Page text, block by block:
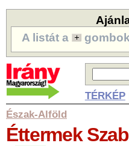
A listát a
TÉRKÉP
Észak-Alföld
Éttermek